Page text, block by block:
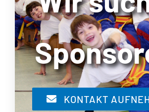
KONTAKT